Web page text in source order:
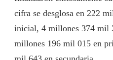
cifra se desglosa en 222
inicial, 4 millones 374 mil
millones 196 mil 015 en